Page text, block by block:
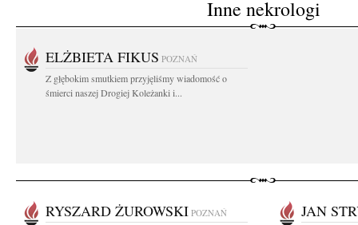
Inne nekrologi
ELŻBIETA FIKUS POZNAŃ
Z głębokim smutkiem przyjęliśmy wiadomość o
śmierci naszej Drogiej Koleżanki i...
RYSZARD ŻUROWSKI POZNAŃ JAN